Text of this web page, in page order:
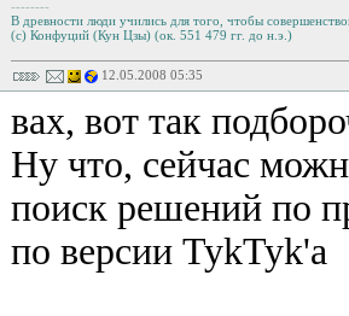
--------
В древности люди учились для того, чтобы
(с) Конфуций (Кун Цзы) (ок. 551 479 гг. до н.э.)
12.05.2008 05:35
вах, вот так
Ну что, сейчас
поиск решений по
по версии TykTyk'a